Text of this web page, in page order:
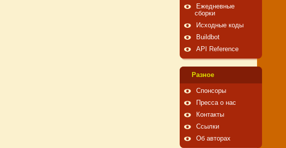
Ежедневные
сборки
Исходные коды
Buildbot
API Reference
Pазное
Спонсоры
Пресса о нас
Контакты
Ссылки
Об авторах